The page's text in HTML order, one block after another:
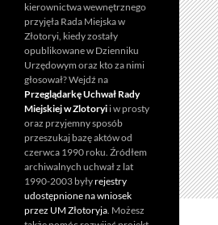
kierownictwa wewnętrznego
przyjęła Rada Miejska w
Złotoryi, kiedy zostały
opublikowane w Dzienniku
Urzędowym oraz kto za nimi
głosował? Wejdź na
Przeglądarkę Uchwał Rady
Miejskiej w Zlotoryi i w prosty
oraz przyjemny sposób
przeszukaj bazę aktów od
czerwca 1990 roku. Źródłem
archiwalnych uchwał z lat
1990-2003 byłyrejestry
udostępnione na wniosek
przez UM Złotoryja. Możesz